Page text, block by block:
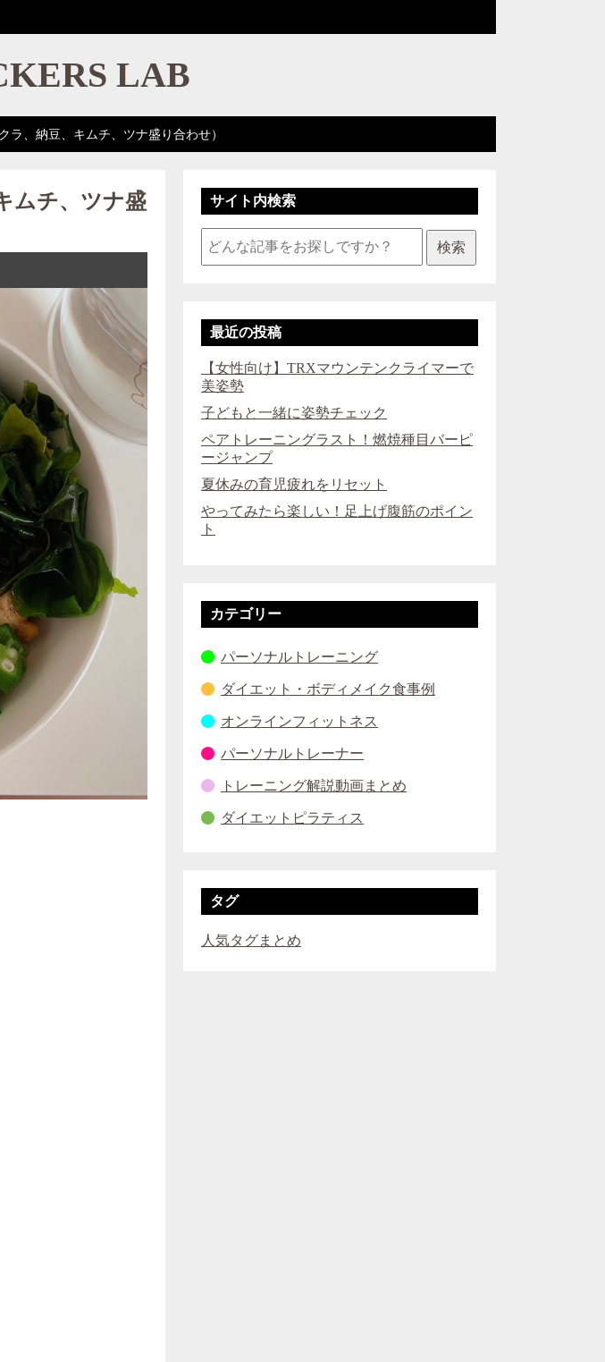
LAB
ラ、納豆、キムチ、ツナ盛り合わせ）
ムチ、ツナ盛
サイト内検索
検索
最近の投稿
【女性向け】TRXマウンテンクライマーで
美姿勢
子どもと一緒に姿勢チェック
ペアトレーニングラスト！燃焼種目バーピ
ージャンプ
夏休みの育児疲れをリセット
やってみたら楽しい！足上げ腹筋のポイン
ト
カテゴリー
パーソナルトレーニング
ダイエット・ボディメイク食事例
オンラインフィットネス
パーソナルトレーナー
トレーニング解説動画まとめ
ダイエットピラティス
タグ
人気タグまとめ